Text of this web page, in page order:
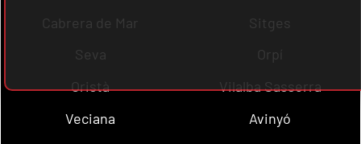
Cabrera de Mar
Sitges
Seva
Orpí
Oristà
Vilalba Sasserra
Veciana
Avinyó